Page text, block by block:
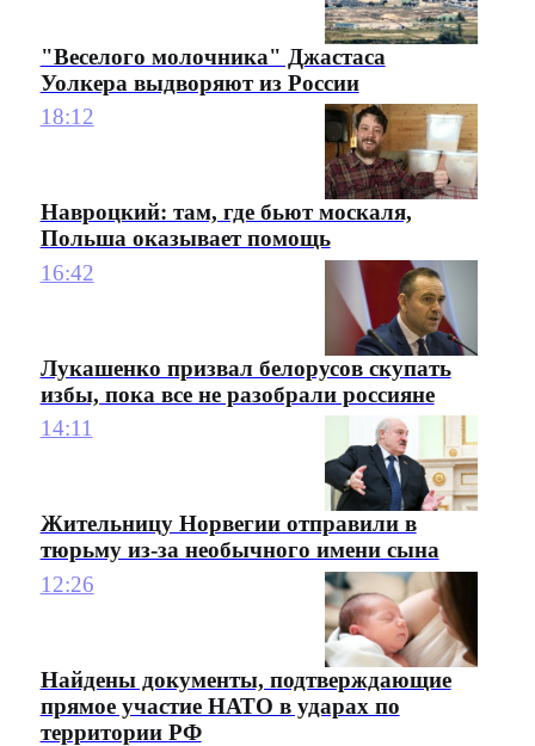
"Веселого молочника" Джастаса
Уолкера выдворяют из России
18:12
Навроцкий: там, где бьют москаля,
Польша оказывает помощь
16:42
Лукашенко призвал белорусов скупать
избы, пока все не разобрали россияне
14:11
Жительницу Норвегии отправили в
тюрьму из-за необычного имени сына
12:26
Найдены документы, подтверждающие
прямое участие НАТО в ударах по
территории РФ